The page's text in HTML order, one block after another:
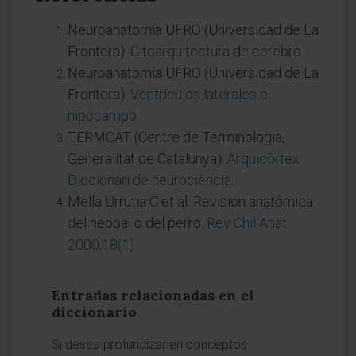
Neuroanatomía UFRO (Universidad de La
Frontera). Citoarquitectura de cerebro
Neuroanatomía UFRO (Universidad de La
Frontera). Ventrículos laterales e
hipocampo
TERMCAT (Centre de Terminologia,
Generalitat de Catalunya). Arquicòrtex.
Diccionari de neurociència
Mella Urrutia C et al. Revisión anatómica
del neopalio del perro. Rev Chil Anat.
2000;18(1)
Entradas relacionadas en el
diccionario
Si desea profundizar en conceptos